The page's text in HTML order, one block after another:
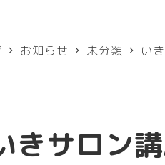
お知らせ 未分類 い
きサロン